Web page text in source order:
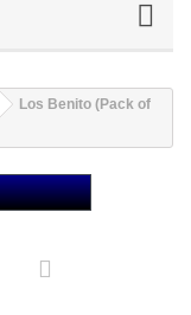
Los Benito (Pack of